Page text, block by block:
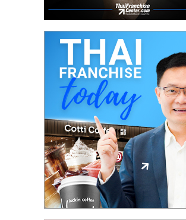
ปรึกษา
การ
ลงทุน